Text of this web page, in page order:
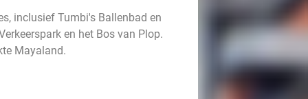
inclusief Tumbi's Ballenbad en
en het Bos van Plop.
Mayaland.